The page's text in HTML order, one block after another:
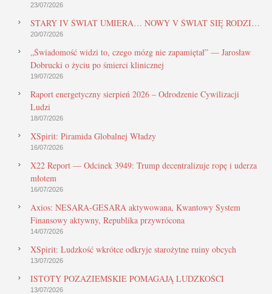
23/07/2026
STARY IV ŚWIAT UMIERA… NOWY V ŚWIAT SIĘ RODZI…
20/07/2026
„Świadomość widzi to, czego mózg nie zapamiętał” — Jarosław
Dobrucki o życiu po śmierci klinicznej
19/07/2026
Raport energetyczny sierpień 2026 – Odrodzenie Cywilizacji
Ludzi
18/07/2026
XSpirit: Piramida Globalnej Władzy
16/07/2026
X22 Report — Odcinek 3949: Trump decentralizuje ropę i uderza
młotem
16/07/2026
Axios: NESARA-GESARA aktywowana, Kwantowy System
Finansowy aktywny, Republika przywrócona
14/07/2026
XSpirit: Ludzkość wkrótce odkryje starożytne ruiny obcych
13/07/2026
ISTOTY POZAZIEMSKIE POMAGAJĄ LUDZKOŚCI
13/07/2026